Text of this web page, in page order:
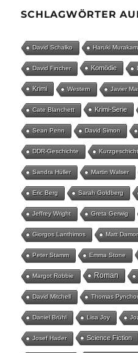
SCHLAGWÖRTER
David Schalko Haruki
David Fincher Komödie
Krimi Western Javier
Cate Blanchett Krimi-Serie
Sean Penn David Simon
DDR-Geschichte
Sandra Hüller Martin Walser
Eric Berg Sarah Goldberg
Jeffrey Wright Greta Gerwig
Giorgos Lanthimos Matt
Peter Stamm Emma Stone
Margot Robbie Roman
David Mitchell Thomas
Daniel Brühl Lisa Joy
Josef Hader Science Fiction